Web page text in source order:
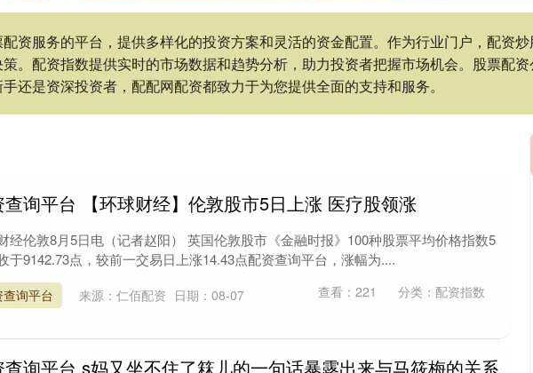
资服务的平台，提供多样化的投资方案和灵活的资金配置。作为行业门户，配资
。配资指数提供实时的市场数据和趋势分析，助力投资者把握市场机会。股票配
还是资深投资者，配配网配资都致力于为您提供全面的支持和服务。
查询平台 【环球财经】伦敦股市5日上涨 医疗股领涨
经伦敦8月5日电（记者赵阳） 英国伦敦股市《金融时报》100种股票平均价格指数5
于9142.73点，较前一交易日上涨14.43点配资查询平台，涨幅为....
询平台 来源：仁佰配资 日期：08-07 查看： 221 分类： 配资指数
查询平台 s妈又坐不住了箖儿的一句话暴露出来与马筱梅的关系